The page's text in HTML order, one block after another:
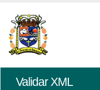
Validar XML